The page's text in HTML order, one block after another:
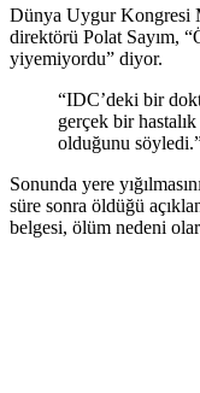
Dünya Uygur Kongresi
direktörü Polat Sayım,
yiyemiyordu” diyor.
“IDC’deki bir
gerçek bir
olduğunu
Sonunda yere
süre sonra öldüğü
belgesi, ölüm nedeni